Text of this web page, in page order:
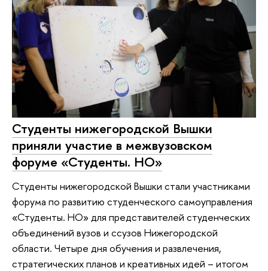
Студенты нижегородской Вышки
приняли участие в межвузовском
форуме «Студенты. НО»
Студенты нижегородской Вышки стали участниками
форума по развитию студенческого самоуправления
«Студенты. НО» для представителей студенческих
объединений вузов и ссузов Нижегородской
области. Четыре дня обучения и развлечения,
стратегических планов и креативных идей – итогом